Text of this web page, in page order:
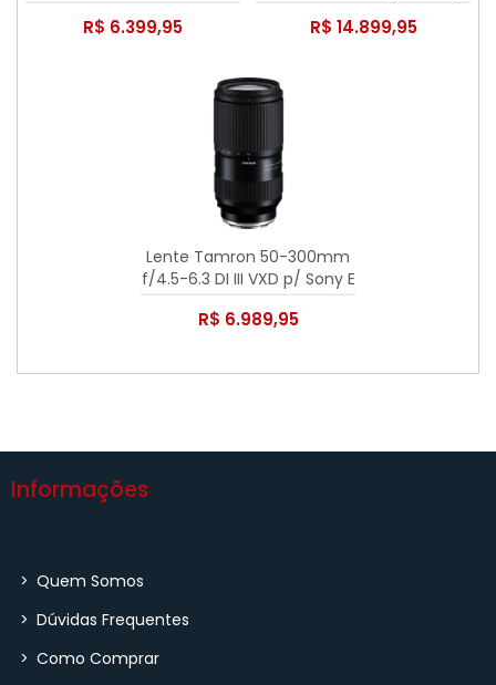
R$ 6.399,95 R$ 14.899,95
Lente Tamron 50-300mm
f/4.5-6.3 DI III VXD p/ Sony E
R$ 6.989,95
Informações
> Quem Somos
> Dúvidas Frequentes
> Como Comprar